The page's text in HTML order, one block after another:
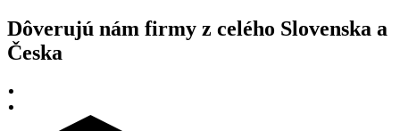
Dôverujú nám firmy z celého Slovenska a
Česka